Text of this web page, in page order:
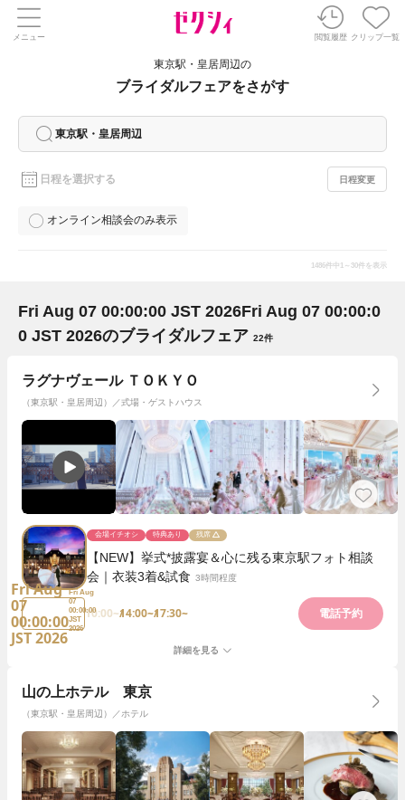
メニュー 閲覧履歴 クリップ一覧
東京駅・皇居周辺の
ブライダルフェアをさがす
東京駅・皇居周辺
日程を選択する 日程変更
オンライン相談会のみ表示
1486件中 1～30件を表示
Fri Aug 07 00:00:00 JST 2026Fri Aug 07 00:00:0
0 JST 2026のブライダルフェア 22件
ラグナヴェール ＴＯＫＹＯ
（東京駅・皇居周辺）／式場・ゲストハウス
会場イチオシ 特典あり 残席
【NEW】挙式*披露宴＆心に残る東京駅フォト相談
会｜衣装3着&試食 3時間程度
Fri Aug
07
00:00:00
JST 2026
Fri Aug
07
00:00:00
JST
2026
10:00~14:00~17:30~ 電話予約
詳細を見る
山の上ホテル 東京
（東京駅・皇居周辺）／ホテル